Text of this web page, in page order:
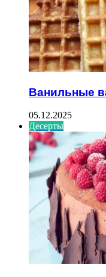
Ванильные
05.12.2025
Десерты